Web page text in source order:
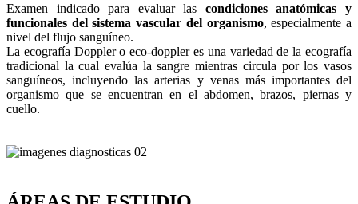
Examen indicado para evaluar las condiciones anatómicas y
funcionales del sistema vascular del organismo, especialmente a
nivel del flujo sanguíneo.
La ecografía Doppler o eco-doppler es una variedad de la ecografía
tradicional la cual evalúa la sangre mientras circula por los vasos
sanguíneos, incluyendo las arterias y venas más importantes del
organismo que se encuentran en el abdomen, brazos, piernas y
cuello.